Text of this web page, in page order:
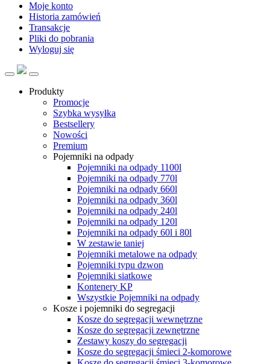
Moje konto
Historia zamówień
Transakcje
Pliki do pobrania
Wyloguj się
Produkty
Promocje
Szybka wysyłka
Bestsellery
Nowości
Premium
Pojemniki na odpady
Pojemniki na odpady 1100l
Pojemniki na odpady 770l
Pojemniki na odpady 660l
Pojemniki na odpady 360l
Pojemniki na odpady 240l
Pojemniki na odpady 120l
Pojemniki na odpady 60l i 80l
W zestawie taniej
Pojemniki metalowe na odpady
Pojemniki typu dzwon
Pojemniki siatkowe
Kontenery KP
Wszystkie Pojemniki na odpady
Kosze i pojemniki do segregacji
Kosze do segregacji wewnętrzne
Kosze do segregacji zewnętrzne
Zestawy koszy do segregacji
Kosze do segregacji śmieci 2-komorowe